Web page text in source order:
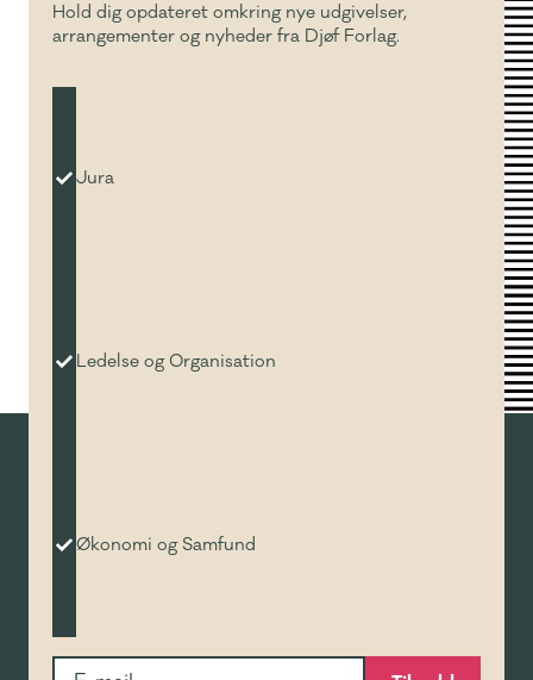
Hold dig opdateret omkring nye udgivelser,
arrangementer og nyheder fra Djøf Forlag.
Jura
Ledelse og Organisation
Økonomi og Samfund